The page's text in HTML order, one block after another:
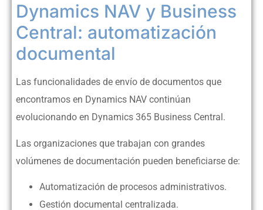
Dynamics NAV y Business
Central: automatización
documental
Las funcionalidades de envío de documentos que
encontramos en Dynamics NAV continúan
evolucionando en Dynamics 365 Business Central.
Las organizaciones que trabajan con grandes
volúmenes de documentación pueden beneficiarse de:
Automatización de procesos administrativos.
Gestión documental centralizada.